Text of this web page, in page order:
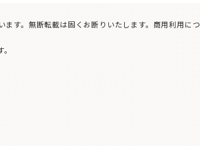
す。無断転載は固くお断りいたします。商用利用につ